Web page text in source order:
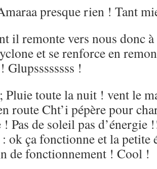
presque rien ! Tant
il remonte vers nous donc
et se renforce en
Glupssssssss !
; Pluie toute la nuit ! vent le
route Cht’i pépère pour
! Pas de soleil pas
: ok ça fonctionne et la petite
de fonctionnement ! Cool !